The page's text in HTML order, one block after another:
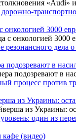
3000
резонансного
подозревают в
процесс против
из Украины:
один из
кафе (видео)